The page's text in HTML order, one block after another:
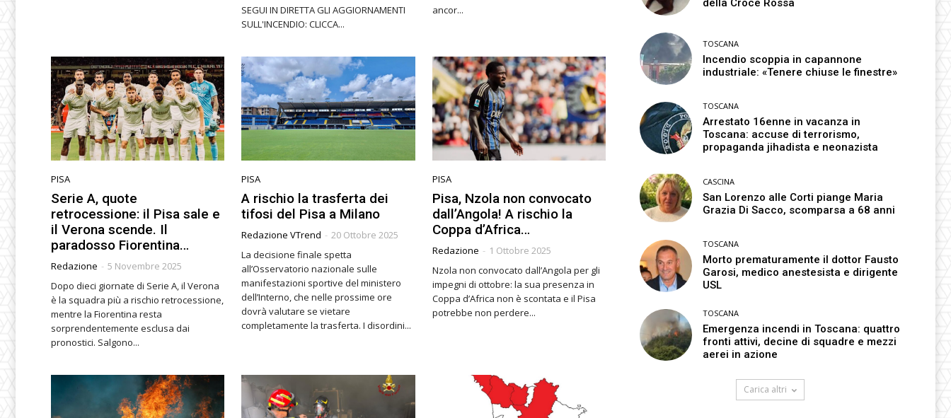
SEGUI IN DIRETTA GLI AGGIORNAMENTI
SULL'INCENDIO: CLICCA...
ancor...
PISA
Serie A, quote
retrocessione: il Pisa sale e
il Verona scende. Il
paradosso Fiorentina…
Redazione - 5 Novembre 2025
Dopo dieci giornate di Serie A, il Verona
è la squadra più a rischio retrocessione,
mentre la Fiorentina resta
sorprendentemente esclusa dai
pronostici. Salgono...
PISA
A rischio la trasferta dei
tifosi del Pisa a Milano
Redazione VTrend - 20 Ottobre 2025
La decisione finale spetta
all’Osservatorio nazionale sulle
manifestazioni sportive del ministero
dell’Interno, che nelle prossime ore
dovrà valutare se vietare
completamente la trasferta. I disordini...
PISA
Pisa, Nzola non convocato
dall’Angola! A rischio la
Coppa d’Africa…
Redazione - 1 Ottobre 2025
Nzola non convocato dall’Angola per gli
impegni di ottobre: la sua presenza in
Coppa d’Africa non è scontata e il Pisa
potrebbe non perdere...
della Croce Rossa
TOSCANA
Incendio scoppia in capannone
industriale: «Tenere chiuse le finestre»
TOSCANA
Arrestato 16enne in vacanza in
Toscana: accuse di terrorismo,
propaganda jihadista e neonazista
CASCINA
San Lorenzo alle Corti piange Maria
Grazia Di Sacco, scomparsa a 68 anni
TOSCANA
Morto prematuramente il dottor Fausto
Garosi, medico anestesista e dirigente
USL
TOSCANA
Emergenza incendi in Toscana: quattro
fronti attivi, decine di squadre e mezzi
aerei in azione
Carica altri